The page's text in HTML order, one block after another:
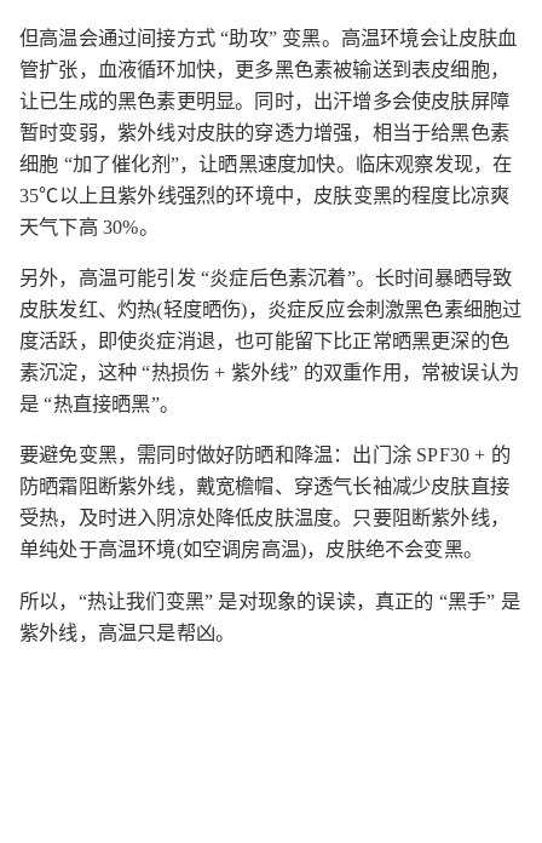
但高温会通过间接方式 “助攻” 变黑。高温环境会让皮肤血
管扩张，血液循环加快，更多黑色素被输送到表皮细胞，
让已生成的黑色素更明显。同时，出汗增多会使皮肤屏障
暂时变弱，紫外线对皮肤的穿透力增强，相当于给黑色素
细胞 “加了催化剂”，让晒黑速度加快。临床观察发现，在
35℃以上且紫外线强烈的环境中，皮肤变黑的程度比凉爽
天气下高 30%。​
另外，高温可能引发 “炎症后色素沉着”。长时间暴晒导致
皮肤发红、灼热(轻度晒伤)，炎症反应会刺激黑色素细胞过
度活跃，即使炎症消退，也可能留下比正常晒黑更深的色
素沉淀，这种 “热损伤 + 紫外线” 的双重作用，常被误认为
是 “热直接晒黑”。​
要避免变黑，需同时做好防晒和降温：出门涂 SPF30 + 的
防晒霜阻断紫外线，戴宽檐帽、穿透气长袖减少皮肤直接
受热，及时进入阴凉处降低皮肤温度。只要阻断紫外线，
单纯处于高温环境(如空调房高温)，皮肤绝不会变黑。​
所以，“热让我们变黑” 是对现象的误读，真正的 “黑手” 是
紫外线，高温只是帮凶。